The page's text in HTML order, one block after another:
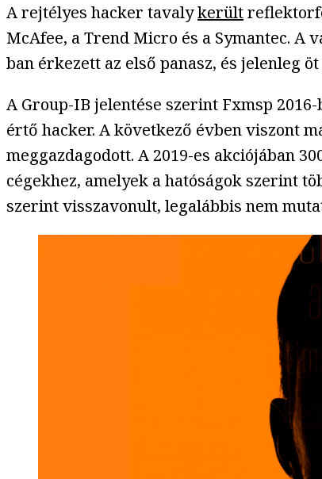
A rejtélyes hacker tavalykerült
McAfee, a Trend Micro és a Symantec. A
ban érkezett az első panasz, és jelenleg
A Group-IB jelentése szerint Fxmsp 2016-
értő hacker. A következő évben viszont
meggazdagodott. A 2019-es akciójában
cégekhez, amelyek a hatóságok szerint
szerint visszavonult, legalábbis nem